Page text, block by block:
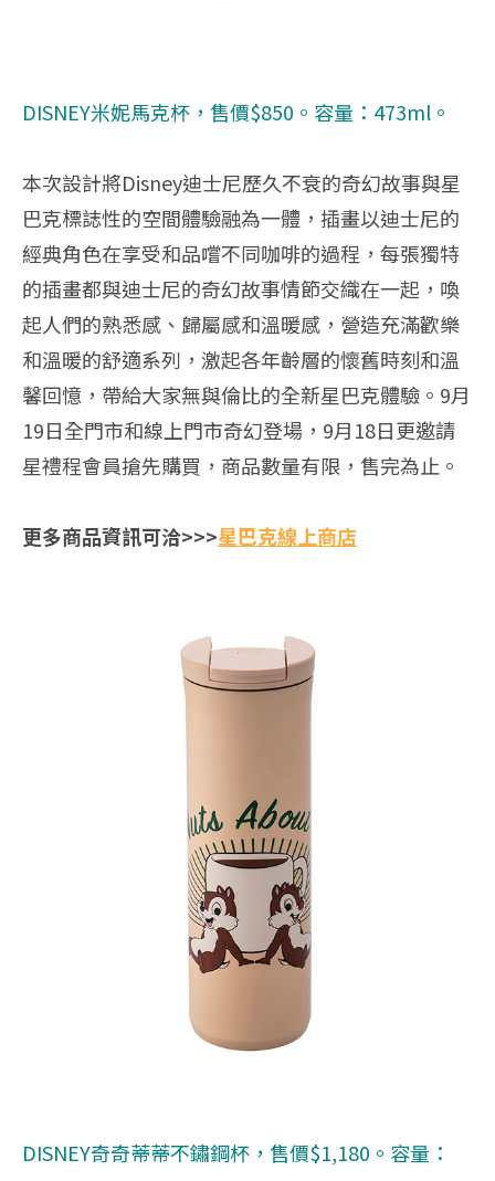
DISNEY米妮馬克杯，售價$850。容量：473ml。
本次設計將Disney迪士尼歷久不衰的奇幻故事與星
巴克標誌性的空間體驗融為一體，插畫以迪士尼的
經典角色在享受和品嚐不同咖啡的過程，每張獨特
的插畫都與迪士尼的奇幻故事情節交織在一起， 喚
起人們的熟悉感、歸屬感和溫暖感，營造充滿歡樂
和溫暖的舒適系列，激起各年齡層的懷舊時刻和溫
馨回憶，帶給大家無與倫比的全新星巴克體驗。9月
19日全門市和線上門市奇幻登場，9月18日更邀請
星禮程會員搶先購買，商品數量有限，售完為止。
更多商品資訊可洽>>>星巴克線上商店
DISNEY奇奇蒂蒂不鏽鋼杯，售價$1,180。容量：